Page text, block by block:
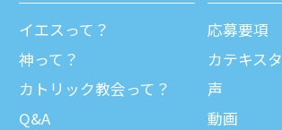
イエスって？
神って？
カトリック教会って？
Q&A
応募要項
カテキス
声
動画